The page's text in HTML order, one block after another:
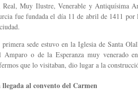
Real, Muy Ilustre, Venerable y Antiquísima
fue fundada el día 11 de abril de 1411 por
primera sede estuvo en la Iglesia de Santa
Amparo o de la Esperanza muy venerado
que lo visitaban, dio lugar a la
llegada al convento del Carmen